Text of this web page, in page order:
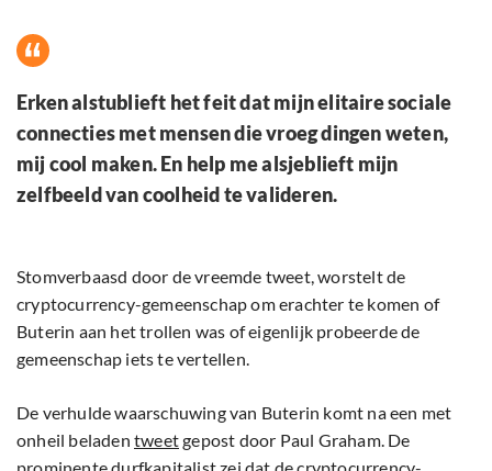
Erken alstublieft het feit dat mijn elitaire sociale
connecties met mensen die vroeg dingen weten,
mij cool maken. En help me alsjeblieft mijn
zelfbeeld van coolheid te valideren.
Stomverbaasd door de vreemde tweet, worstelt de
cryptocurrency-gemeenschap om erachter te komen of
Buterin aan het trollen was of eigenlijk probeerde de
gemeenschap iets te vertellen.
De verhulde waarschuwing van Buterin komt na een met
onheil beladen tweetgepost door Paul Graham. De